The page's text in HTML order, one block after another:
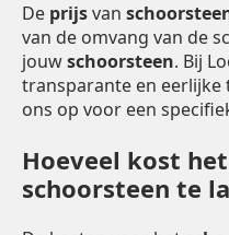
De prijsvan
van de omvang van de
jouwschoorsteen. Bij
transparante en eerlijke
ons op voor een
Hoeveel kost
schoorsteen te